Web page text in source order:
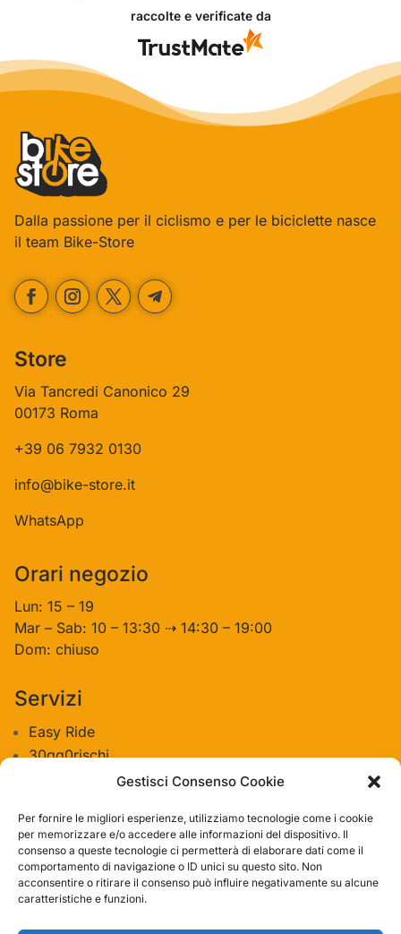
Gestisci Consenso Cookie
Per fornire le migliori esperienze, utilizziamo tecnologie come i cookie
per memorizzare e/o accedere alle informazioni del dispositivo. Il
consenso a queste tecnologie ci permetterà di elaborare dati come il
comportamento di navigazione o ID unici su questo sito. Non
acconsentire o ritirare il consenso può influire negativamente su alcune
caratteristiche e funzioni.
servizio giusto a clienti così fantastici. Grazie
raccolte e verificate da
Dalla passione per il ciclismo e per le biciclette nasce
il team Bike-Store
Store
Via Tancredi Canonico 29
00173 Roma
+39 06 7932 0130
info@bike-store.it
WhatsApp
Orari negozio
Lun: 15 – 19
Mar – Sab: 10 – 13:30 ⇢ 14:30 – 19:00
Dom: chiuso
Servizi
Easy Ride
30gg0rischi
Servizi Officina
Azienda
Contatti